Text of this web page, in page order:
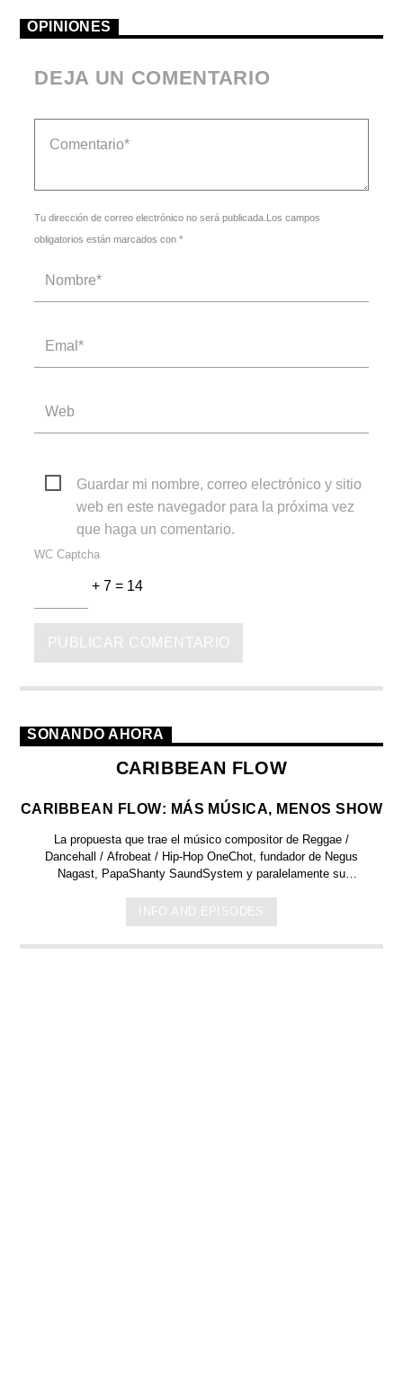
OPINIONES
DEJA UN COMENTARIO
Tu dirección de correo electrónico no será publicada.Los campos
obligatorios están marcados con *
Guardar mi nombre, correo electrónico y sitio
web en este navegador para la próxima vez
que haga un comentario.
WC Captcha
+ 7 = 14
SONANDO AHORA
CARIBBEAN FLOW
CARIBBEAN FLOW: MÁS MÚSICA, MENOS SHOW
La propuesta que trae el músico compositor de Reggae /
Dancehall / Afrobeat / Hip-Hop OneChot, fundador de Negus
Nagast, PapaShanty SaundSystem y paralelamente su
acompañado con el gran productorDr. Norrys
Nyahbingi Warriors), nos traen semanalmente un programa al
100 % estilo caribeño. Como ellos mismo lo definen:
INFO AND EPISODES